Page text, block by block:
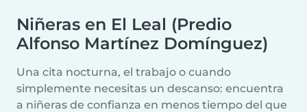
Niñeras en El Leal (Predio
Alfonso Martínez Domínguez)
Una cita nocturna, el trabajo o cuando
simplemente necesitas un descanso: encuentra
a niñeras de confianza en menos tiempo del que